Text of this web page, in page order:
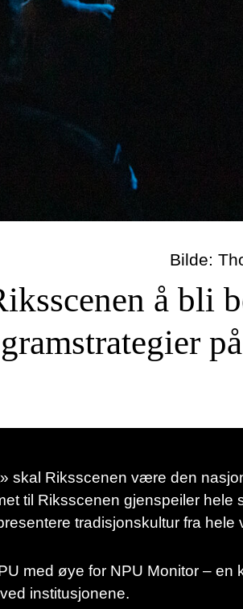
Bilde:
å bli
skal Riksscenen være den
til Riksscenen gjenspeiler hele
tradisjonskultur fra hele
med øye for NPU Monitor – en
institusjonene.